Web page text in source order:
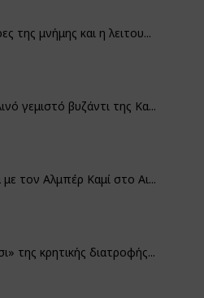
της μνήμης και η λειτου...
γεμιστό βυζάντι της Κα...
τον Αλμπέρ Καμί στο Αι...
της κρητικής διατροφής...